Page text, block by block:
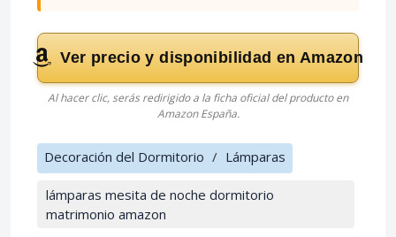
Ver precio y disponibilidad en Amazon
Al hacer clic, serás redirigido a la ficha oficial del producto en
Amazon España.
Decoración del Dormitorio / Lámparas
lámparas mesita de noche dormitorio
matrimonio amazon